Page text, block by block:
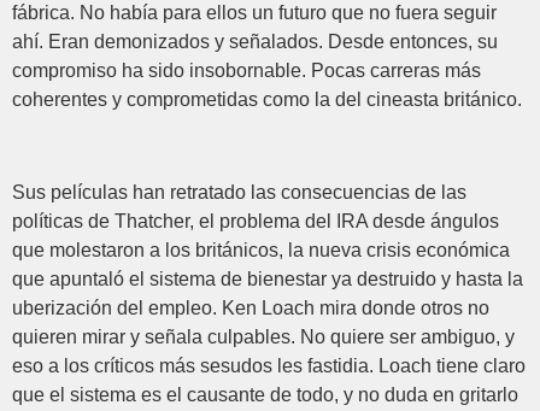
fábrica. No había para ellos un futuro que no fuera seguir
ahí. Eran demonizados y señalados. Desde entonces, su
compromiso ha sido insobornable. Pocas carreras más
coherentes y comprometidas como la del cineasta británico.
Sus películas han retratado las consecuencias de las
políticas de Thatcher, el problema del IRA desde ángulos
que molestaron a los británicos, la nueva crisis económica
que apuntaló el sistema de bienestar ya destruido y hasta la
uberización del empleo. Ken Loach mira donde otros no
quieren mirar y señala culpables. No quiere ser ambiguo, y
eso a los críticos más sesudos les fastidia. Loach tiene claro
que el sistema es el causante de todo, y no duda en gritarlo